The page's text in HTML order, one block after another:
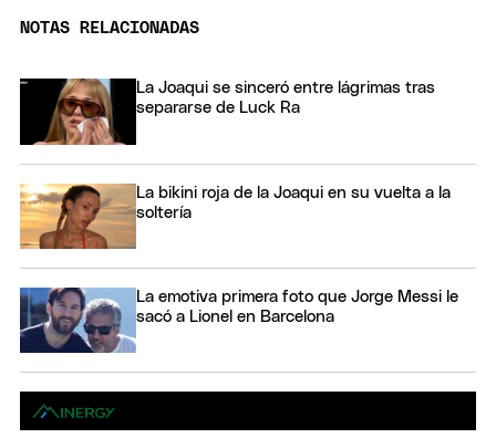
NOTAS RELACIONADAS
La Joaqui se sinceró entre lágrimas tras
separarse de Luck Ra
La bikini roja de la Joaqui en su vuelta a la
soltería
La emotiva primera foto que Jorge Messi le
sacó a Lionel en Barcelona